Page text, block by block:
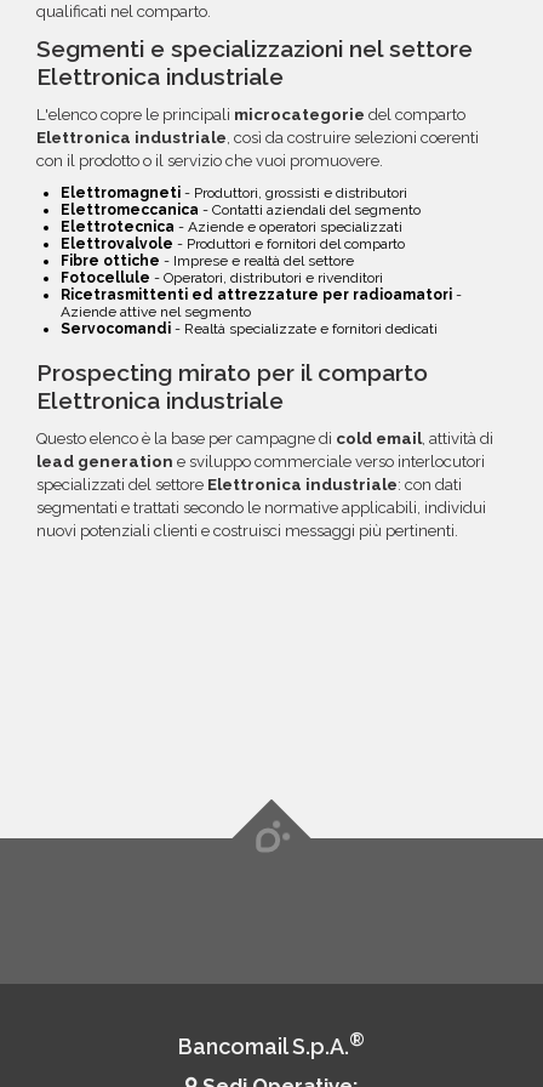
qualificati nel comparto.
Segmenti e specializzazioni nel settore
Elettronica industriale
L'elenco copre le principali microcategorie del comparto
Elettronica industriale , così da costruire selezioni coerenti
con il prodotto o il servizio che vuoi promuovere.
Elettromagneti - Produttori, grossisti e distributori
Elettromeccanica - Contatti aziendali del segmento
Elettrotecnica - Aziende e operatori specializzati
Elettrovalvole - Produttori e fornitori del comparto
Fibre ottiche - Imprese e realtà del settore
Fotocellule - Operatori, distributori e rivenditori
Ricetrasmittenti ed attrezzature per radioamatori -
Aziende attive nel segmento
Servocomandi - Realtà specializzate e fornitori dedicati
Prospecting mirato per il comparto
Elettronica industriale
Questo elenco è la base per campagne di cold email, attività di
lead generation e sviluppo commerciale verso interlocutori
specializzati del settore Elettronica industriale: con dati
segmentati e trattati secondo le normative applicabili, individui
nuovi potenziali clienti e costruisci messaggi più pertinenti.
Bancomail S.p.A.®